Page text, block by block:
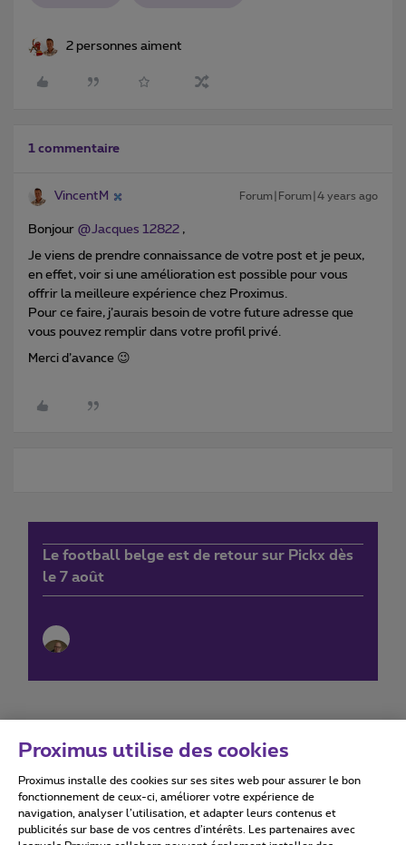
2 personnes aiment
1 commentaire
VincentM Forum|Forum|4 years ago
Bonjour @Jacques 12822 ,
Je viens de prendre connaissance de votre post et je peux,
en effet, voir si une amélioration est possible pour vous
offrir la meilleure expérience chez Proximus.
Pour ce faire, j’aurais besoin de votre future adresse que
vous pouvez remplir dans votre profil privé.
Merci d’avance 😉
Le football belge est de retour sur Pickx dès
le 7 août
Conditions d'utilisation Accessibility statement
Proximus utilise des cookies
Proximus installe des cookies sur ses sites web pour assurer le bon
fonctionnement de ceux-ci, améliorer votre expérience de
navigation, analyser l’utilisation, et adapter leurs contenus et
publicités sur base de vos centres d’intérêts. Les partenaires avec